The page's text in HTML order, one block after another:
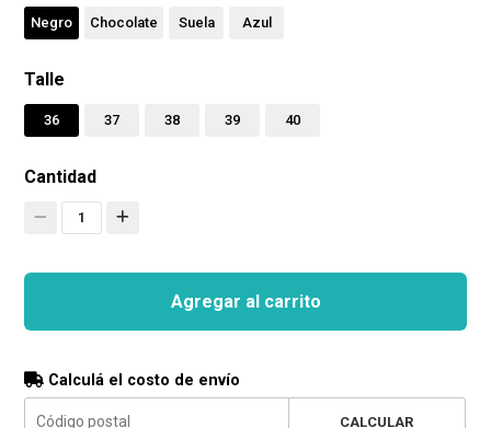
Negro Chocolate Suela Azul
Talle
36 37 38 39 40
Cantidad
1
Agregar al carrito
Calculá el costo de envío
CALCULAR